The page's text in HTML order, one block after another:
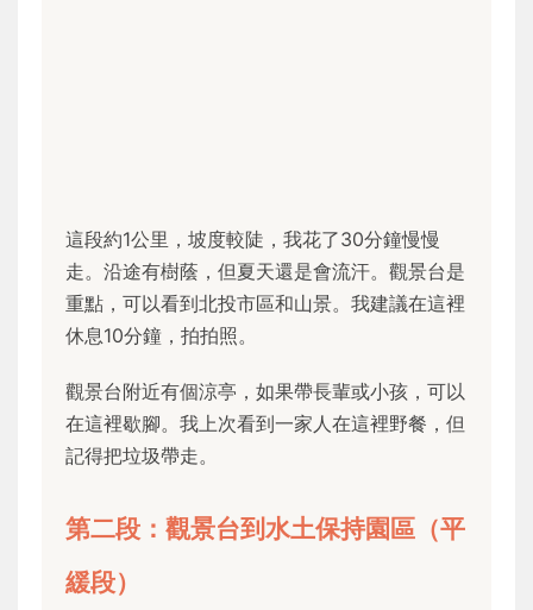
這段約1公里，坡度較陡，我花了30分鐘慢慢
走。沿途有樹蔭，但夏天還是會流汗。觀景台是
重點，可以看到北投市區和山景。我建議在這裡
休息10分鐘，拍拍照。
觀景台附近有個涼亭，如果帶長輩或小孩，可以
在這裡歇腳。我上次看到一家人在這裡野餐，但
記得把垃圾帶走。
第二段：觀景台到水土保持園區（平
緩段）